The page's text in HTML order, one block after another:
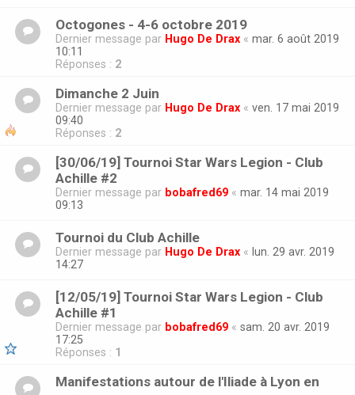
Octogones - 4-6 octobre 2019
Dernier message par Hugo De Drax « mar. 6 août 2019
10:11
Réponses : 2
Dimanche 2 Juin
Dernier message par Hugo De Drax « ven. 17 mai 2019
09:40
Réponses : 2
[30/06/19] Tournoi Star Wars Legion - Club
Achille #2
Dernier message par bobafred69 « mar. 14 mai 2019
09:13
Tournoi du Club Achille
Dernier message par Hugo De Drax « lun. 29 avr. 2019
14:27
[12/05/19] Tournoi Star Wars Legion - Club
Achille #1
Dernier message par bobafred69 « sam. 20 avr. 2019
17:25
Réponses : 1
Manifestations autour de l'Iliade à Lyon en